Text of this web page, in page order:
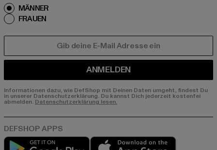
MÄNNER
FRAUEN
ANMELDEN
Informationen dazu, wie DefShop mit Deinen Daten umgeht, findest Du
in unserer Datenschutzerklärung. Du kannst Dich jederzeit kostenfei
abmelden.Datenschutzerklärung lesen.
Play market